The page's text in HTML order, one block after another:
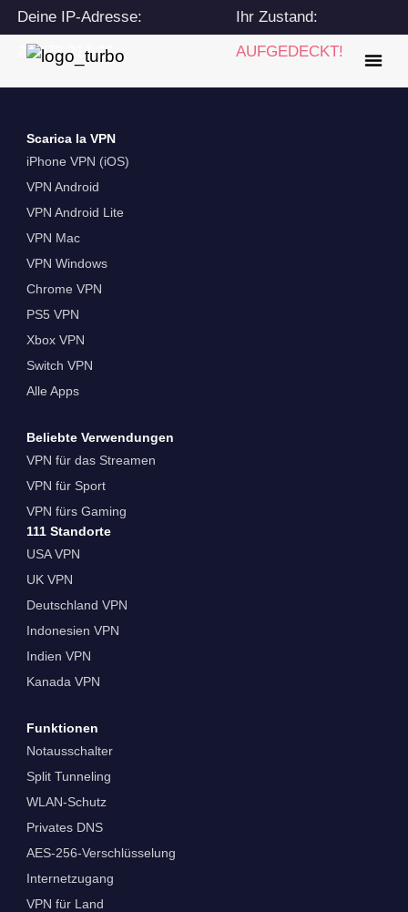
Deine IP-Adresse:
216.73.217.23
Ihr Zustand:
AUFGEDECKT!
Scarica la VPN
iPhone VPN (iOS)
VPN Android
VPN Android Lite
VPN Mac
VPN Windows
Chrome VPN
PS5 VPN
Xbox VPN
Switch VPN
Alle Apps
Beliebte Verwendungen
VPN für das Streamen
VPN für Sport
VPN fürs Gaming
111 Standorte
USA VPN
UK VPN
Deutschland VPN
Indonesien VPN
Indien VPN
Kanada VPN
Funktionen
Notausschalter
Split Tunneling
WLAN-Schutz
Privates DNS
AES-256-Verschlüsselung
Internetzugang
VPN für Land